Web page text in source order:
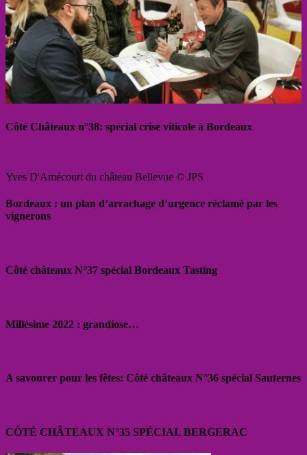
Côté Châteaux n°38: spécial crise viticole à Bordeaux
Yves D'Amécourt du château Bellevue © JPS
Bordeaux : un plan d’arrachage d’urgence réclamé par les
vignerons
Côté châteaux N°37 spécial Bordeaux Tasting
Millésime 2022 : grandiose…
A savourer pour les fêtes: Côté châteaux N°36 spécial Sauternes
CÔTÉ CHÂTEAUX N°35 SPÉCIAL BERGERAC